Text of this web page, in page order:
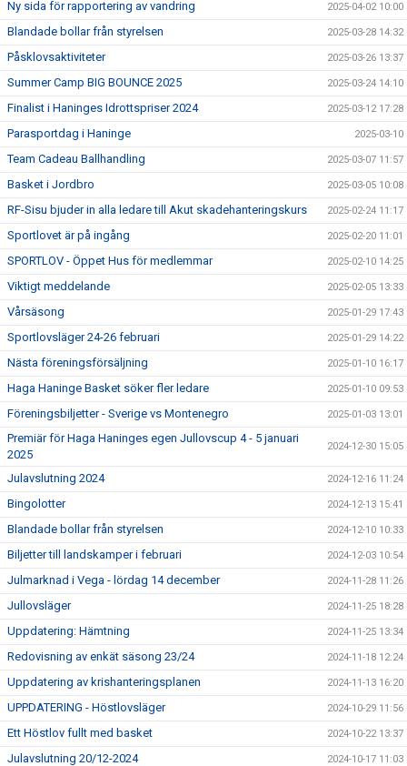
Ny sida för rapportering av vandring 2025-04-02 10:00
Blandade bollar från styrelsen 2025-03-28 14:32
Påsklovsaktiviteter 2025-03-26 13:37
Summer Camp BIG BOUNCE 2025 2025-03-24 14:10
Finalist i Haninges Idrottspriser 2024 2025-03-12 17:28
Parasportdag i Haninge 2025-03-10
Team Cadeau Ballhandling 2025-03-07 11:57
Basket i Jordbro 2025-03-05 10:08
RF-Sisu bjuder in alla ledare till Akut skadehanteringskurs 2025-02-24 11:17
Sportlovet är på ingång 2025-02-20 11:01
SPORTLOV - Öppet Hus för medlemmar 2025-02-10 14:25
Viktigt meddelande 2025-02-05 13:33
Vårsäsong 2025-01-29 17:43
Sportlovsläger 24-26 februari 2025-01-29 14:22
Nästa föreningsförsäljning 2025-01-10 16:17
Haga Haninge Basket söker fler ledare 2025-01-10 09:53
Föreningsbiljetter - Sverige vs Montenegro 2025-01-03 13:01
Premiär för Haga Haninges egen Jullovscup 4 - 5 januari
2025
2024-12-30 15:05
Julavslutning 2024 2024-12-16 11:24
Bingolotter 2024-12-13 15:41
Blandade bollar från styrelsen 2024-12-10 10:33
Biljetter till landskamper i februari 2024-12-03 10:54
Julmarknad i Vega - lördag 14 december 2024-11-28 11:26
Jullovsläger 2024-11-25 18:28
Uppdatering: Hämtning 2024-11-25 13:34
Redovisning av enkät säsong 23/24 2024-11-18 12:24
Uppdatering av krishanteringsplanen 2024-11-13 16:20
UPPDATERING - Höstlovsläger 2024-10-29 11:56
Ett Höstlov fullt med basket 2024-10-22 13:37
Julavslutning 20/12-2024 2024-10-17 11:03